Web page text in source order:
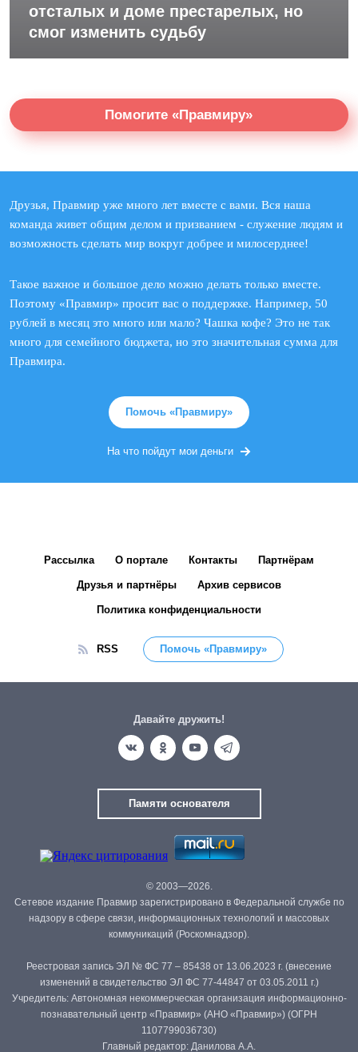
отсталых и доме престарелых, но
смог изменить судьбу
Помогите «Правмиру»
Друзья, Правмир уже много лет вместе с вами. Вся наша
команда живет общим делом и призванием - служение людям и
возможность сделать мир вокруг добрее и милосерднее!
Такое важное и большое дело можно делать только вместе.
Поэтому «Правмир» просит вас о поддержке. Например, 50
рублей в месяц это много или мало? Чашка кофе? Это не так
много для семейного бюджета, но это значительная сумма для
Правмира.
Помочь «Правмиру»
На что пойдут мои деньги
Рассылка О портале Контакты Партнёрам
Друзья и партнёры Архив сервисов
Политика конфиденциальности
RSS Помочь «Правмиру»
Давайте дружить!
Памяти основателя
© 2003—2026.
Сетевое издание Правмир зарегистрировано в Федеральной службе по
надзору в сфере связи, информационных технологий и массовых
коммуникаций (Роскомнадзор).
Реестровая запись ЭЛ № ФС 77 – 85438 от 13.06.2023 г. (внесение
изменений в свидетельство ЭЛ ФС 77-44847 от 03.05.2011 г.)
Учредитель: Автономная некоммерческая организация информационно-
познавательный центр «Правмир» (АНО «Правмир») (ОГРН
1107799036730)
Главный редактор: Данилова А.А.